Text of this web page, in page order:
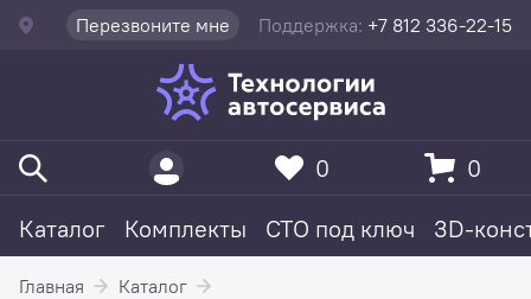
Перезвоните мне Поддержка: +7 812 336-22-15
Каталог Комплекты СТО под ключ 3D-
0 0
Главная
Каталог